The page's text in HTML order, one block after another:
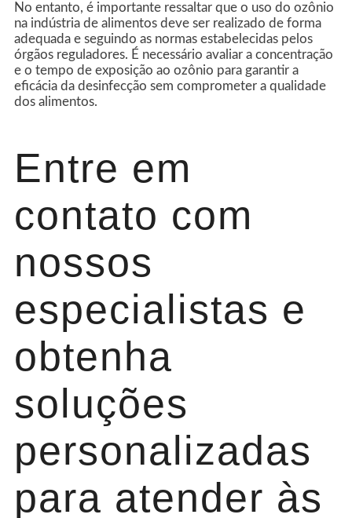
No entanto, é importante ressaltar que o uso do ozônio
na indústria de alimentos deve ser realizado de forma
adequada e seguindo as normas estabelecidas pelos
órgãos reguladores. É necessário avaliar a concentração
e o tempo de exposição ao ozônio para garantir a
eficácia da desinfecção sem comprometer a qualidade
dos alimentos.
Entre em
contato com
nossos
especialistas e
obtenha
soluções
personalizadas
para atender às